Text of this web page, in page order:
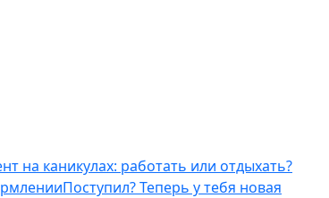
на каникулах: работать или отдыхать?
Поступил? Теперь у тебя новая